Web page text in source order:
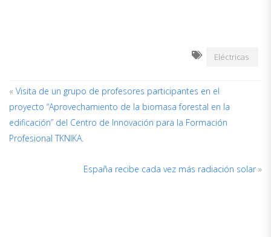
Eléctricas
« Visita de un grupo de profesores participantes en el
proyecto “Aprovechamiento de la biomasa forestal en la
edificación” del Centro de Innovación para la Formación
Profesional TKNIKA.
España recibe cada vez más radiación solar»